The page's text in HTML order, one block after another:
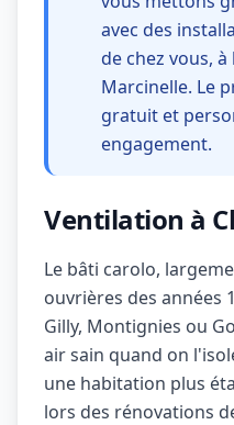
avec des
de chez vous, à
Marcinelle. Le
gratuit et
engagement.
Ventilation à
Le bâti carolo,
ouvrières des années
Gilly, Montignies ou
air sain quand on
une habitation plus
lors des rénovations